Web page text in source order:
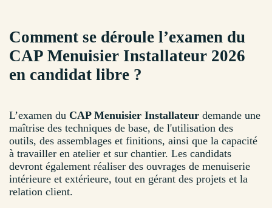
Comment se déroule l’examen du
CAP Menuisier Installateur 2026
en candidat libre ?
L’examen du CAP Menuisier Installateur demande une
maîtrise des techniques de base, de l'utilisation des
outils, des assemblages et finitions, ainsi que la capacité
à travailler en atelier et sur chantier. Les candidats
devront également réaliser des ouvrages de menuiserie
intérieure et extérieure, tout en gérant des projets et la
relation client.